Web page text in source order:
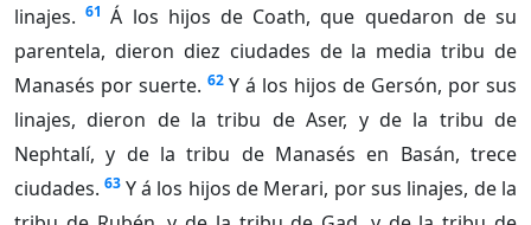
linajes. 61 Á los hijos de Coath, que quedaron de su
parentela, dieron diez ciudades de la media tribu de
Manasés por suerte. 62 Y á los hijos de Gersón, por sus
linajes, dieron de la tribu de Aser, y de la tribu de
Nephtalí, y de la tribu de Manasés en Basán, trece
ciudades. 63 Y á los hijos de Merari, por sus linajes, de la